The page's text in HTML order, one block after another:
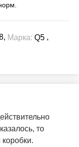
Марка: Q5 ,
то